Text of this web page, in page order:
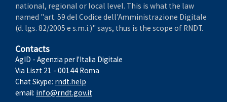
national, regional or local level. This is what the law
named "art. 59 del Codice dell'Amministrazione Digitale
(d. lgs. 82/2005 e s.m.i.)" says, thus is the scope of RNDT.
Contacts
AgID - Agenzia per l'Italia Digitale
Via Liszt 21 - 00144 Roma
Chat Skype: rndt.help
email: info@rndt.gov.it